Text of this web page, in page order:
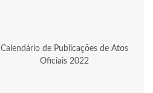
Calendário de Publicações de Atos
Oficiais 2022